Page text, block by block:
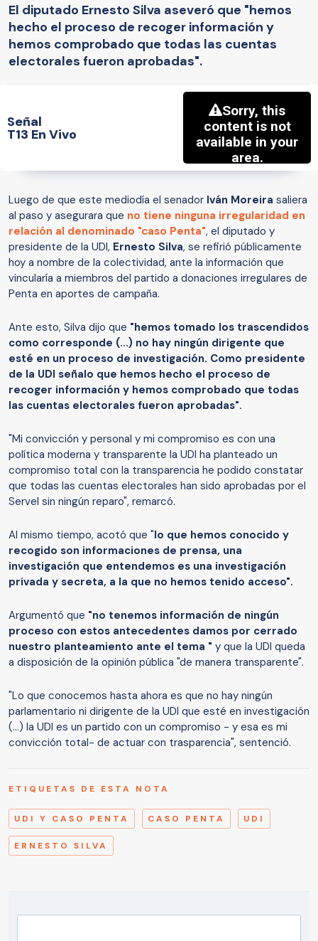
El diputado Ernesto Silva aseveró que "hemos
hecho el proceso de recoger información y
hemos comprobado que todas las cuentas
electorales fueron aprobadas".
Señal
T13 En Vivo
Luego de que este mediodía el senador Iván Moreira saliera
al paso y asegurara que no tiene ninguna irregularidad en
relación al denominado "caso Penta", el diputado y
presidente de la UDI, Ernesto Silva, se refirió públicamente
hoy a nombre de la colectividad, ante la información que
vincularía a miembros del partido a donaciones irregulares de
Penta en aportes de campaña.
Ante esto, Silva dijo que "hemos tomado los trascendidos
como corresponde (...) no hay ningún dirigente que
esté en un proceso de investigación. Como presidente
de la UDI señalo que hemos hecho el proceso de
recoger información y hemos comprobado que todas
las cuentas electorales fueron aprobadas".
"Mi convicción y personal y mi compromiso es con una
política moderna y transparente la UDI ha planteado un
compromiso total con la transparencia he podido constatar
que todas las cuentas electorales han sido aprobadas por el
Servel sin ningún reparo", remarcó.
Al mismo tiempo, acotó que "lo que hemos conocido y
recogido son informaciones de prensa, una
investigación que entendemos es una investigación
privada y secreta, a la que no hemos tenido acceso".
Argumentó que "no tenemos información de ningún
proceso con estos antecedentes damos por cerrado
nuestro planteamiento ante el tema " y que la UDI queda
a disposición de la opinión pública "de manera transparente".
"Lo que conocemos hasta ahora es que no hay ningún
parlamentario ni dirigente de la UDI que esté en investigación
(...) la UDI es un partido con un compromiso - y esa es mi
convicción total- de actuar con trasparencia", sentenció.
ETIQUETAS DE ESTA NOTA
UDI Y CASO PENTA CASO PENTA UDI
ERNESTO SILVA